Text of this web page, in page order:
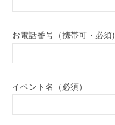
お電話番号（携帯可・必須)
イベント名（必須）